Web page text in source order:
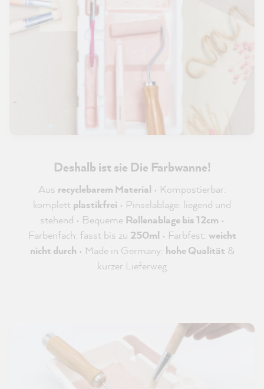
Deshalb ist sie Die Farbwanne!
Aus recyclebarem Material • Kompostierbar:
komplett plastikfrei • Pinselablage: liegend und
stehend • Bequeme Rollenablage bis 12cm •
Farbenfach: fasst bis zu 250ml • Farbfest: weicht
nicht durch • Made in Germany: hohe Qualität &
kurzer Lieferweg